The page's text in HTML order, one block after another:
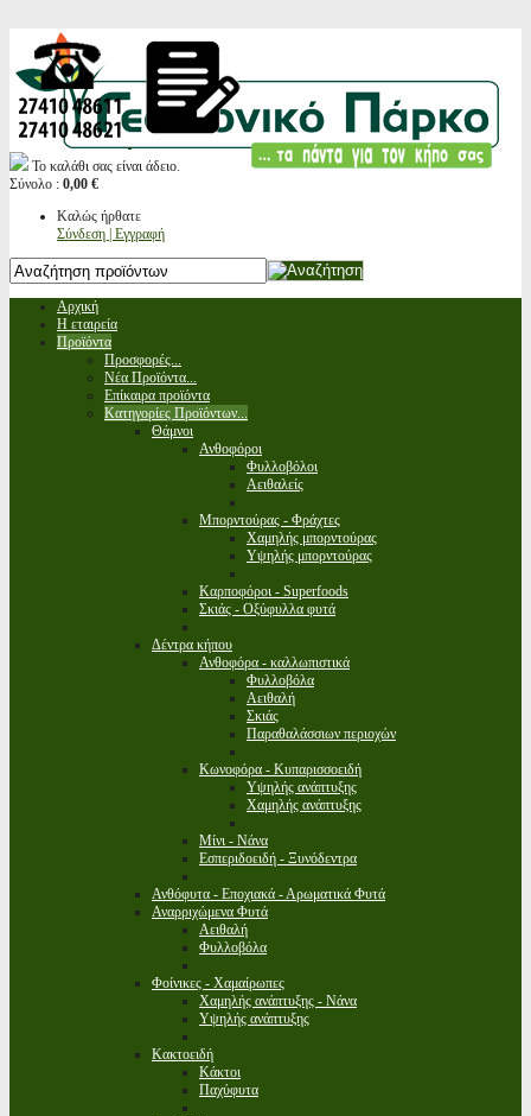
Το καλάθι σας είναι άδειο.
Σύνολο : 0,00 €
Καλώς ήρθατε
Σύνδεση | Εγγραφή
Αρχική
Η εταιρεία
Προϊόντα
Προσφορές...
Νέα Προϊόντα...
Επίκαιρα προϊόντα
Κατηγορίες Προϊόντων...
Θάμνοι
Ανθοφόροι
Φυλλοβόλοι
Αειθαλείς
Μπορντούρας - Φράχτες
Χαμηλής μπορντούρας
Υψηλής μπορντούρας
Καρποφόροι - Superfoods
Σκιάς - Οξύφυλλα φυτά
Δέντρα κήπου
Ανθοφόρα - καλλωπιστικά
Φυλλοβόλα
Αειθαλή
Σκιάς
Παραθαλάσσιων περιοχών
Κωνοφόρα - Κυπαρισσοειδή
Υψηλής ανάπτυξης
Χαμηλής ανάπτυξης
Μίνι - Νάνα
Εσπεριδοειδή - Ξυνόδεντρα
Ανθόφυτα - Εποχιακά - Αρωματικά Φυτά
Αναρριχώμενα Φυτά
Αειθαλή
Φυλλοβόλα
Φοίνικες - Χαμαίρωπες
Χαμηλής ανάπτυξης - Νάνα
Υψηλής ανάπτυξης
Κακτοειδή
Κάκτοι
Παχύφυτα